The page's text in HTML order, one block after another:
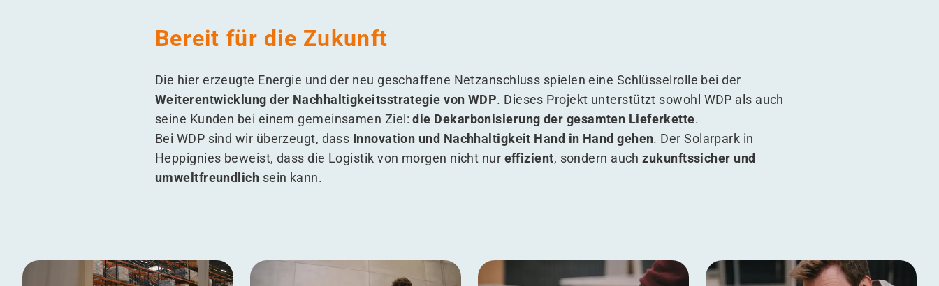
Bereit für die Zukunft
Die hier erzeugte Energie und der neu geschaffene Netzanschluss spielen eine Schlüsselrolle bei der
Weiterentwicklung der Nachhaltigkeitsstrategie von WDP. Dieses Projekt unterstützt sowohl WDP als auch
seine Kunden bei einem gemeinsamen Ziel:die Dekarbonisierung der gesamten Lieferkette.
Bei WDP sind wir überzeugt, dass Innovation und Nachhaltigkeit Hand in Hand gehen. Der Solarpark in
Heppignies beweist, dass die Logistik von morgen nicht nur effizient, sondern auchzukunftssicher und
umweltfreundlich sein kann.